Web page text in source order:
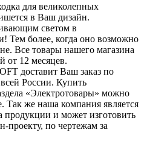
для великолепных
в Ваш дизайн.
светом в
Тем более, когда оно возможно
Все товары нашего магазина
от 12 месяцев.
доставит Ваш заказ по
России. Купить
«Электротовары» можно
Так же наша компания является
продукции и может изготовить
проекту, по чертежам за